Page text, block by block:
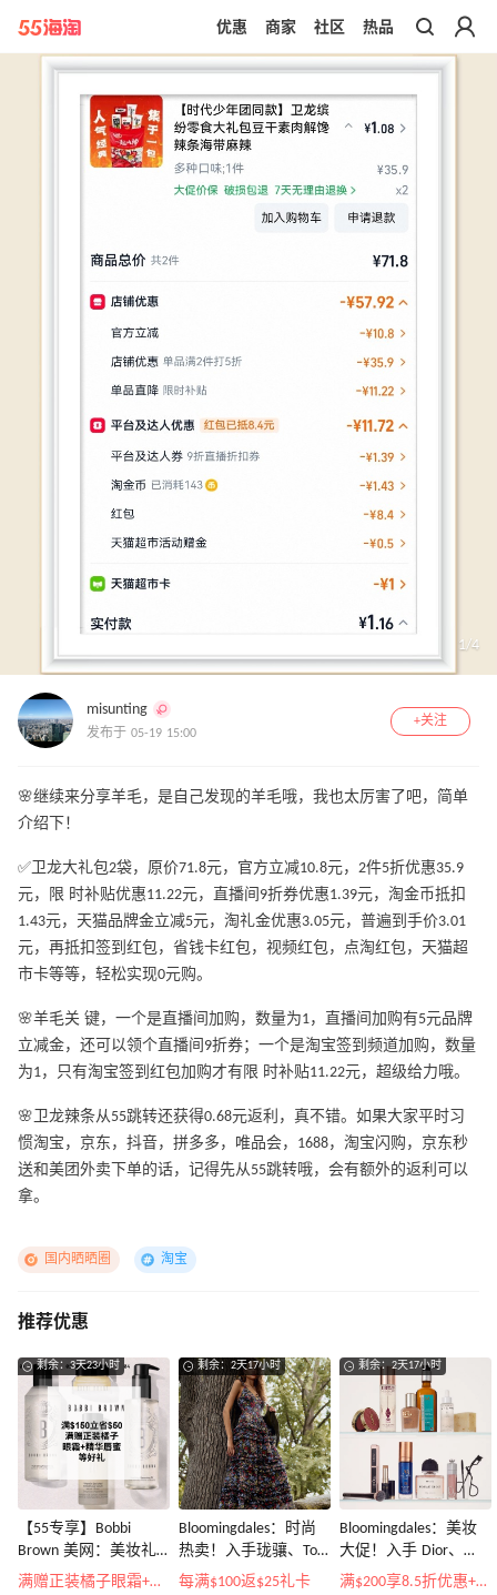
带你去官网买正品
优惠 商家 社区 热品
1/4
misunting
发布于 05-19 15:00
+关注
🌸继续来分享羊毛，是自己发现的羊毛哦，我也太厉害了吧，简单
介绍下！
✅卫龙大礼包2袋，原价71.8元，官方立减10.8元，2件5折优惠35.9
元，限 时补贴优惠11.22元，直播间9折券优惠1.39元，淘金币抵扣
1.43元，天猫品牌金立减5元，淘礼金优惠3.05元，普遍到手价3.01
元，再抵扣签到红包，省钱卡红包，视频红包，点淘红包，天猫超
市卡等等，轻松实现0元购。
🌸羊毛关 键，一个是直播间加购，数量为1，直播间加购有5元品牌
立减金，还可以领个直播间9折券；一个是淘宝签到频道加购，数量
为1，只有淘宝签到红包加购才有限 时补贴11.22元，超级给力哦。
🌸卫龙辣条从55跳转还获得0.68元返利，真不错。如果大家平时习
惯淘宝，京东，抖音，拼多多，唯品会，1688，淘宝闪购，京东秒
送和美团外卖下单的话，记得先从55跳转哦，会有额外的返利可以
拿。
国内晒晒圈 淘宝
推荐优惠
剩余：3天23小时
【55专享】Bobbi
Brown 美网：美妆礼
遇！满$150立省$50
满赠正装橘子眼霜+精华唇蜜等好礼
剩余：2天17小时
Bloomingdales：时尚
热卖！入手珑骧、Tory
Burch、拉夫劳伦等
每满$100返$25礼卡
剩余：2天17小时
Bloomingdales：美妆
大促！入手 Dior、
Prada、TF 等
满$200享8.5折优惠+部分送好礼